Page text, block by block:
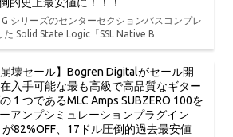
的史上最安値に！！！
G シリーズのセンターセクションバスコンプレ
た Solid State Logic「SSL Native B
崩壊セール】Bogren Digitalがセール開
入手可能な最も高級で高品質なギター
1 つであるMLC Amps SUBZERO 100を
アンプシミュレーションプラグイン
が82%OFF、17ドル圧倒的過去最安値